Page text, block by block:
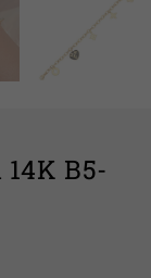
14K B5-